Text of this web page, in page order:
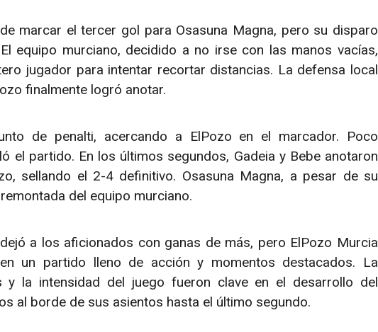
marcar el tercer gol para Osasuna Magna, pero su disparo
equipo murciano, decidido a no irse con las manos vacías,
jugador para intentar recortar distancias. La defensa local
finalmente logró anotar.
de penalti, acercando a ElPozo en el marcador. Poco
el partido. En los últimos segundos, Gadeia y Bebe anotaron
sellando el 2-4 definitivo. Osasuna Magna, a pesar de su
del equipo murciano.
a los aficionados con ganas de más, pero ElPozo Murcia
un partido lleno de acción y momentos destacados. La
y la intensidad del juego fueron clave en el desarrollo del
al borde de sus asientos hasta el último segundo.